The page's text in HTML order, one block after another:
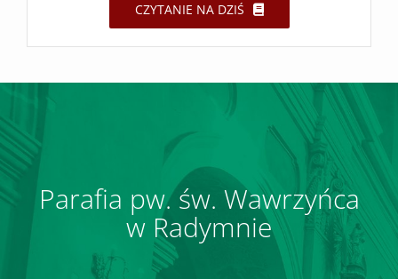
CZYTANIE NA DZIŚ
Parafia pw. św. Wawrzyńca
w Radymnie